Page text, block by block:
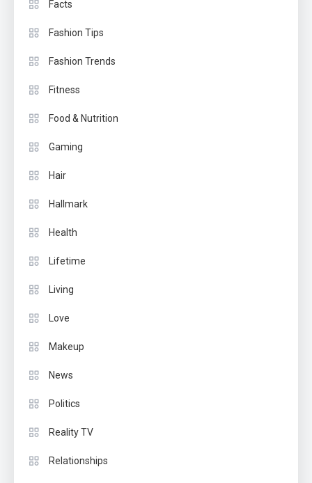
Facts
Fashion Tips
Fashion Trends
Fitness
Food & Nutrition
Gaming
Hair
Hallmark
Health
Lifetime
Living
Love
Makeup
News
Politics
Reality TV
Relationships